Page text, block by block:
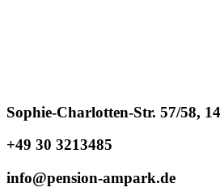
Sophie-Charlotten-Str. 57/58,
+49 30 3213485
info@pension-ampark.de